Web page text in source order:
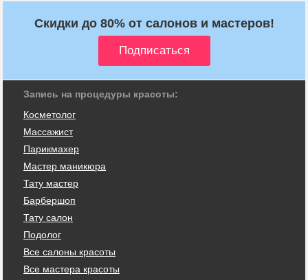
Скидки до 80% от салонов и мастеров!
Запись на процедуры красоты:
Косметолог
Массажист
Парикмахер
Мастер маникюра
Тату мастер
Барбершоп
Тату салон
Подолог
Все салоны красоты
Все мастера красоты